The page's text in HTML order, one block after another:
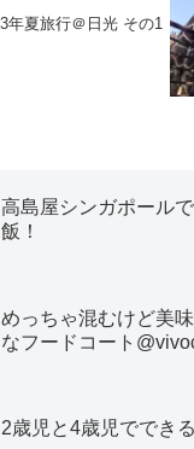
2023年夏旅行＠日光 その1
高島屋シンガポール
飯！
めっちゃ混むけど美
なフードコート
2歳児と4歳児ででき